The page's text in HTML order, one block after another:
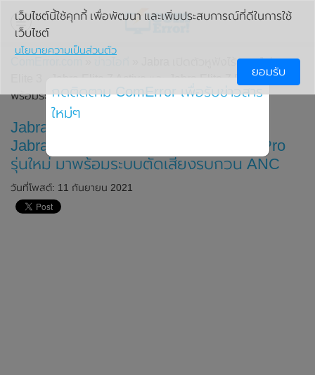
» Jabra เปิดตัวหูฟังไร้สาย Jabra
Elite 3 , Jabra Elite 7 Active และ Jabra Elite 7 Pro รุ่นใหม่ มา
พร้อมระบบตัดเสียงรบกวน ANC
Jabra เปิดตัวหูฟังไร้สาย Jabra Elite 3 ,
Jabra Elite 7 Active และ Jabra Elite 7 Pro
รุ่นใหม่ มาพร้อมระบบตัดเสียงรบกวน ANC
วันที่โพสต์: 11 กันยายน 2021
เว็บไซต์นี้ใช้คุกกี้ เพื่อพัฒนา และเพิ่มประสบการณ์ที่ดีในการใช้
เว็บไซต์
นโยบายความเป็นส่วนตัว
ยอมรับ
กดติดตาม ComError เพื่อรับข่าวสาร
ใหม่ๆ